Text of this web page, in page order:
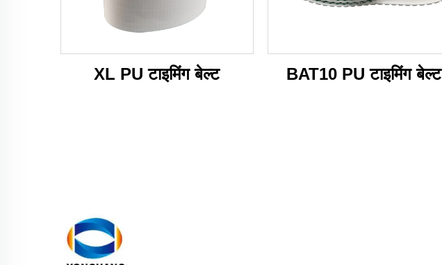
XL PU टाइमिंग बेल्ट BAT10 PU टाइमिंग बेल्ट